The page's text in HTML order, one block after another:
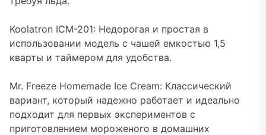
Koolatron ICM-201: Недорогая и простая в
использовании модель с чашей емкостью 1,5
кварты и таймером для удобства.
Mr. Freeze Homemade Ice Cream: Классический
вариант, который надежно работает и идеально
подходит для первых экспериментов с
приготовлением мороженого в домашних